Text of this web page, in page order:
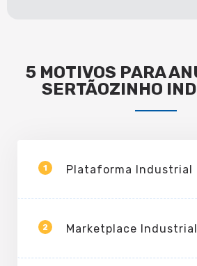
5 MOTIVOS PARA
SERTÃOZINHO
1 Plataforma Industrial
2 Marketplace Industrial